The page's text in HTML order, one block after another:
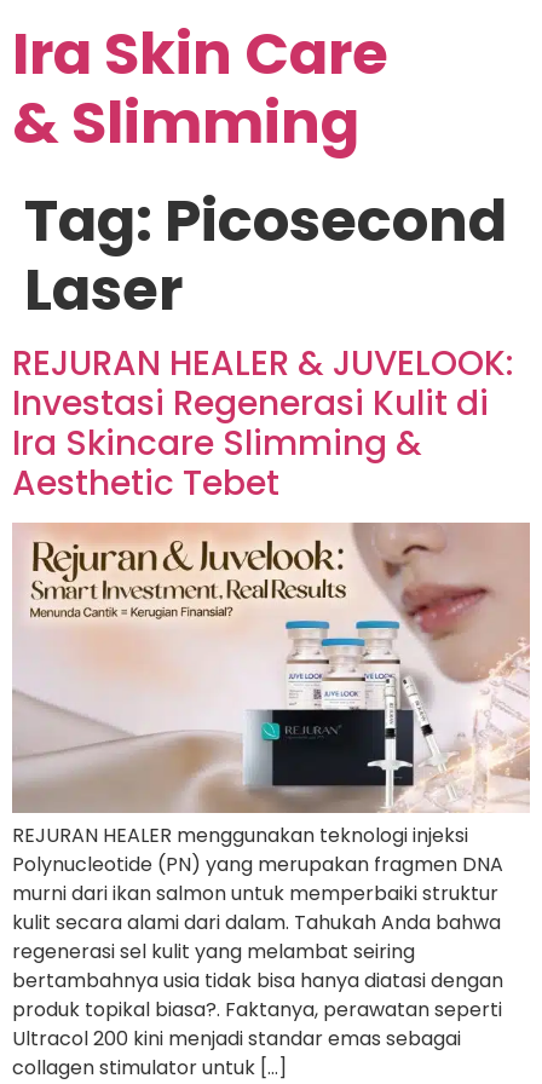
Ira Skin Care
& Slimming
Tag: Picosecond
Laser
REJURAN HEALER & JUVELOOK:
Investasi Regenerasi Kulit di
Ira Skincare Slimming &
Aesthetic Tebet
REJURAN HEALER menggunakan teknologi injeksi
Polynucleotide (PN) yang merupakan fragmen DNA
murni dari ikan salmon untuk memperbaiki struktur
kulit secara alami dari dalam. Tahukah Anda bahwa
regenerasi sel kulit yang melambat seiring
bertambahnya usia tidak bisa hanya diatasi dengan
produk topikal biasa?. Faktanya, perawatan seperti
Ultracol 200 kini menjadi standar emas sebagai
collagen stimulator untuk […]